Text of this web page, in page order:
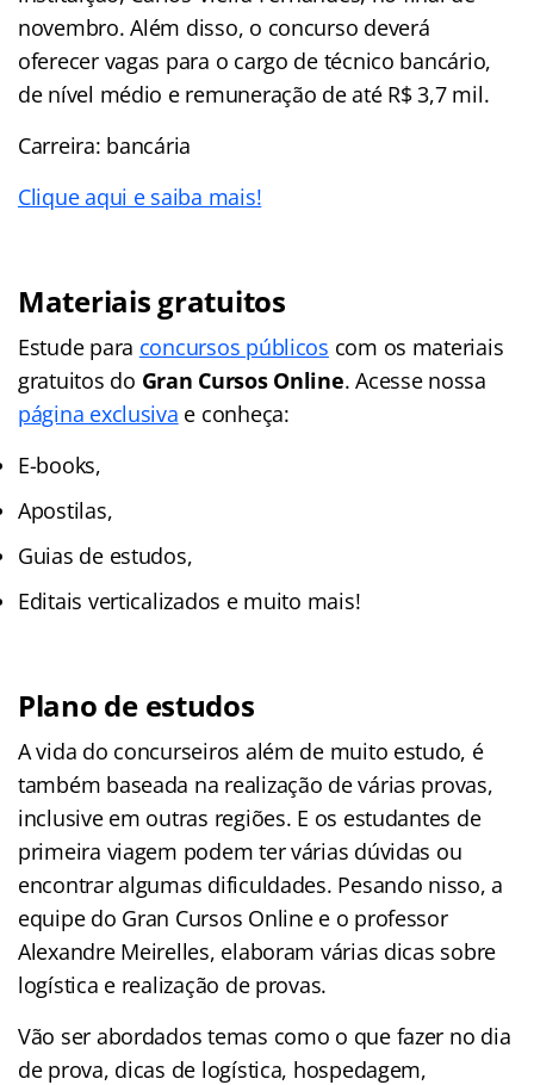
novembro. Além disso, o concurso deverá
oferecer vagas para o cargo de técnico bancário,
de nível médio e remuneração de até R$ 3,7 mil.
Carreira: bancária
Clique aqui e saiba mais!
Materiais gratuitos
Estude para concursos públicos com os materiais
gratuitos do Gran Cursos Online. Acesse nossa
página exclusiva e conheça:
E-books,
Apostilas,
Guias de estudos,
Editais verticalizados e muito mais!
Plano de estudos
A vida do concurseiros além de muito estudo, é
também baseada na realização de várias provas,
inclusive em outras regiões. E os estudantes de
primeira viagem podem ter várias dúvidas ou
encontrar algumas dificuldades. Pesando nisso, a
equipe do Gran Cursos Online e o professor
Alexandre Meirelles, elaboram várias dicas sobre
logística e realização de provas.
Vão ser abordados temas como o que fazer no dia
de prova, dicas de logística, hospedagem,